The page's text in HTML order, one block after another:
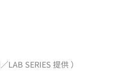
LAB SERIES 提供 ）